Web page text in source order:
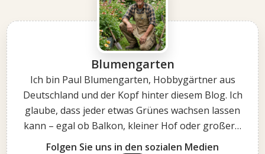
Blumengarten
Ich bin Paul Blumengarten, Hobbygärtner aus
Deutschland und der Kopf hinter diesem Blog. Ich
glaube, dass jeder etwas Grünes wachsen lassen
kann – egal ob Balkon, kleiner Hof oder großer…
Folgen Sie uns in den sozialen Medien